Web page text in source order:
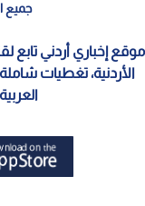
جميع
موقع إخباري أردني تابع
الأردنية، تغطيات